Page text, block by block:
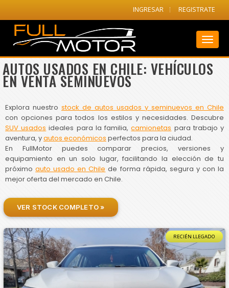
INGRESAR REGISTRATE
AUTOS USADOS EN CHILE: VEHÍCULOS
EN VENTA SEMINUEVOS
Explora nuestro stock de autos usados y seminuevos en Chile
con opciones para todos los estilos y necesidades. Descubre
SUV usados ideales para la familia,camionetas para trabajo y
aventura, yautos económicos perfectos para la ciudad.
En FullMotor puedes comparar precios, versiones y
equipamiento en un solo lugar, facilitando la elección de tu
próximoauto usado en Chile de forma rápida, segura y con la
mejor oferta del mercado en Chile.
VER STOCK COMPLETO »
RECIÉN LLEGADO